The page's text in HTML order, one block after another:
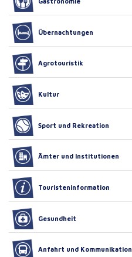
Übernachtungen
Agrotouristik
Kultur
Sport und Rekreation
Ämter und Institutionen
Touristeninformation
Gesundheit
Anfahrt und Kommunikation